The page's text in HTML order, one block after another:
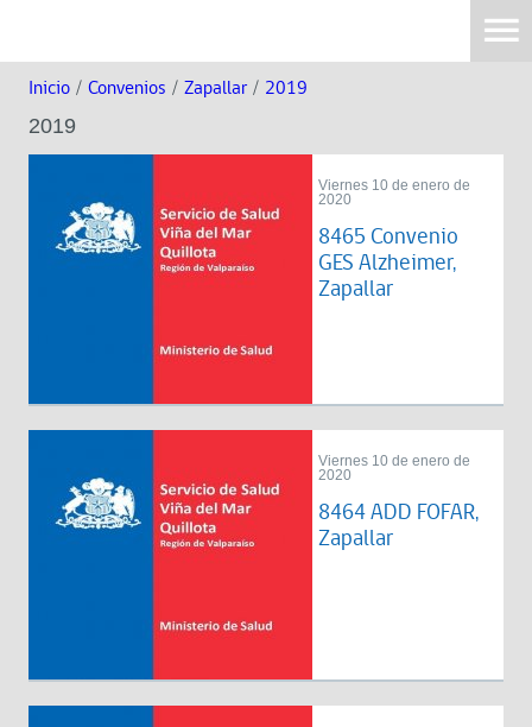
Inicio / Convenios / Zapallar / 2019
2019
Viernes 10 de enero de
2020
8465 Convenio
GES Alzheimer,
Zapallar
Viernes 10 de enero de
2020
8464 ADD FOFAR,
Zapallar